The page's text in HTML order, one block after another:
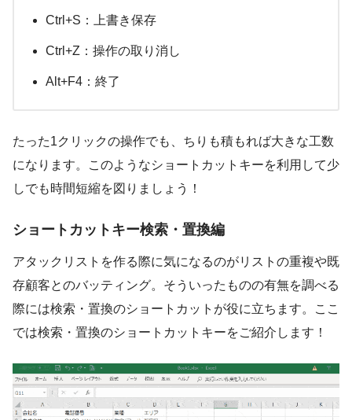
Ctrl+S：上書き保存
Ctrl+Z：操作の取り消し
Alt+F4：終了
たった1クリックの操作でも、ちりも積もれば大きな工数
になります。このようなショートカットキーを利用して少
しでも時間短縮を図りましょう！
ショートカットキー検索・置換編
アタックリストを作る際に気になるのがリストの重複や既
存顧客とのバッティング。そういったものの有無を調べる
際には検索・置換のショートカットが役に立ちます。ここ
では検索・置換のショートカットキーをご紹介します！